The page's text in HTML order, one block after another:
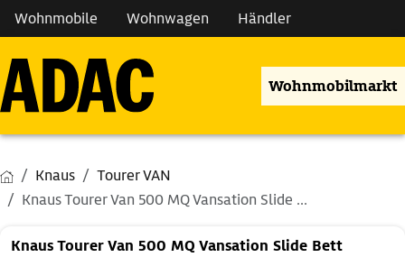
Wohnmobile Wohnwagen Händler
Wohnmobilmarkt
Knaus
Tourer VAN
Knaus Tourer Van 500 MQ Vansation Slide ...
Knaus Tourer Van 500 MQ Vansation Slide Bett